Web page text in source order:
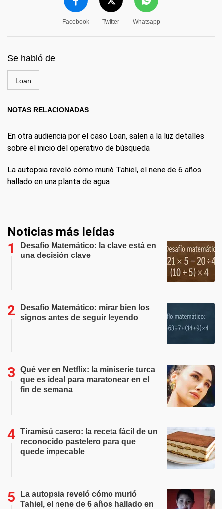
Facebook Twitter Whatsapp
Se habló de
Loan
NOTAS RELACIONADAS
En otra audiencia por el caso Loan, salen a la luz detalles
sobre el inicio del operativo de búsqueda
La autopsia reveló cómo murió Tahiel, el nene de 6 años
hallado en una planta de agua
Noticias más leídas
Desafío Matemático: la clave está en
una decisión clave
Desafío Matemático: mirar bien los
signos antes de seguir leyendo
Qué ver en Netflix: la miniserie turca
que es ideal para maratonear en el
fin de semana
Tiramisú casero: la receta fácil de un
reconocido pastelero para que
quede impecable
La autopsia reveló cómo murió
Tahiel, el nene de 6 años hallado en